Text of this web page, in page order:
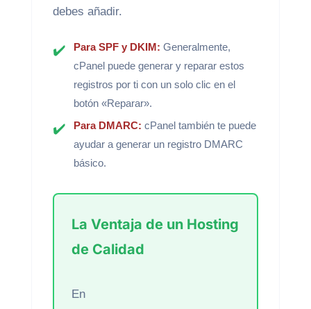
debes añadir.
Para SPF y DKIM: Generalmente,
cPanel puede generar y reparar estos
registros por ti con un solo clic en el
botón «Reparar».
Para DMARC: cPanel también te puede
ayudar a generar un registro DMARC
básico.
La Ventaja de un Hosting
de Calidad
En